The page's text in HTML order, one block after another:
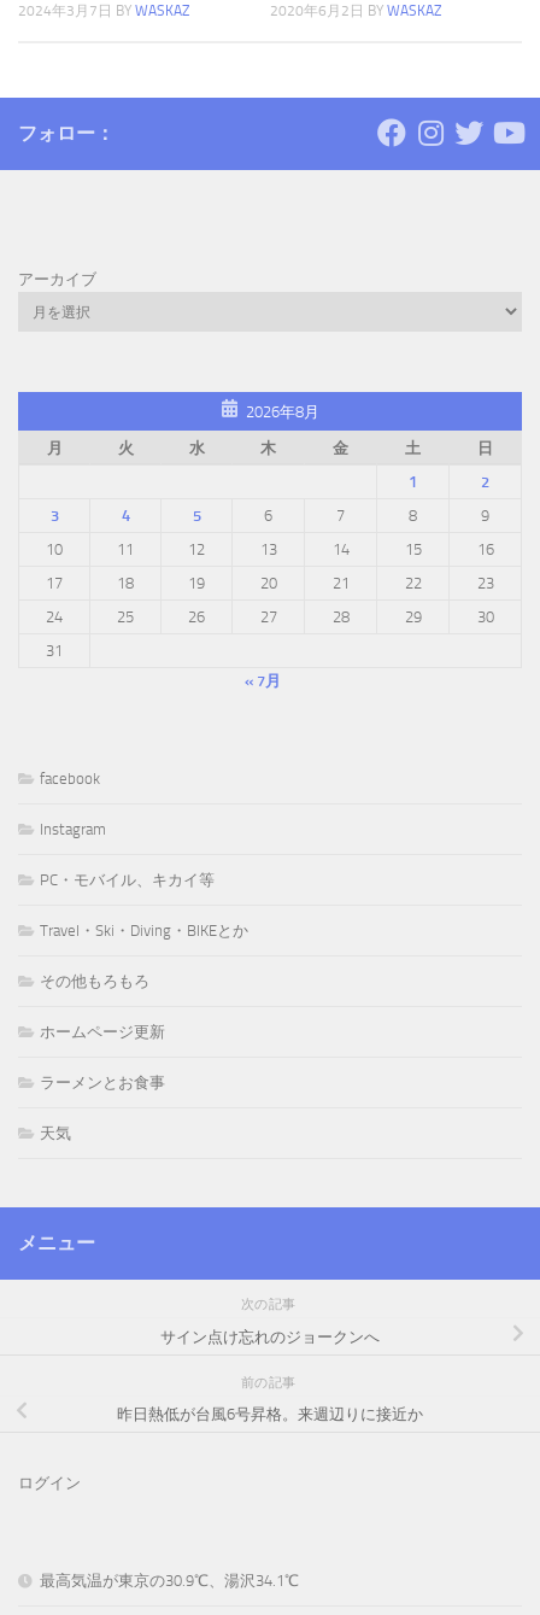
2024年3月7日 BY WASKAZ 2020年6月2日 BY WASKAZ
フォロー：
アーカイブ
2026年8月
月
火 水 木 金 土
日
1
2
3
4 5 6 7 8
9
10
11 12 13 14 15
16
17
18 19 20 21 22
23
24
25 26 27 28 29
30
31
« 7月
facebook
Instagram
PC・モバイル、キカイ等
Travel・Ski・Diving・BIKEとか
その他もろもろ
ホームページ更新
ラーメンとお食事
天気
メニュー
次の記事
サイン点け忘れのジョークンへ
前の記事
昨日熱低が台風6号昇格。来週辺りに接近か
ログイン
最高気温が東京の30.9℃、湯沢34.1℃